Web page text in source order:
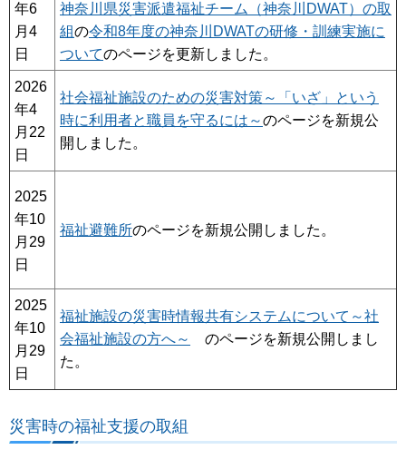
年6
月4
日
神奈川県災害派遣福祉チーム（神奈川DWAT）の取
組の令和8年度の神奈川DWATの研修・訓練実施に
ついてのページを更新しました。
2026
年4
月22
日
社会福祉施設のための災害対策～「いざ」という
時に利用者と職員を守るには～のページを新規公
開しました。
2025
年10
月29
日
福祉避難所のページを新規公開しました。
2025
年10
月29
日
福祉施設の災害時情報共有システムについて～社
会福祉施設の方へ～
のページを新規公開しまし
た。
災害時の福祉支援の取組